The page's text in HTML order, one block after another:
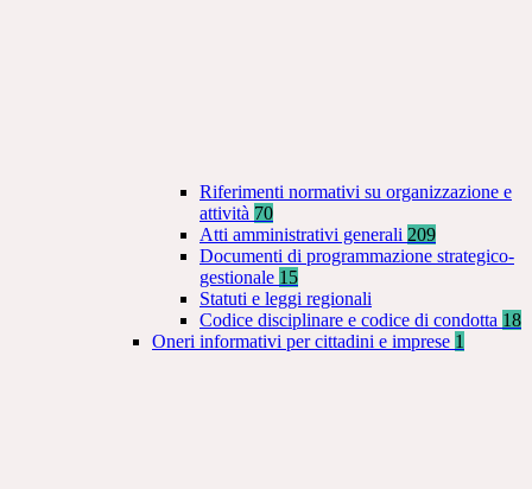
Riferimenti normativi su organizzazione e
attività 70
Atti amministrativi generali 209
Documenti di programmazione strategico-
gestionale 15
Statuti e leggi regionali
Codice disciplinare e codice di condotta 18
Oneri informativi per cittadini e imprese 1